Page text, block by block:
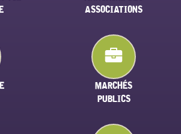
ASSOCIATIONS
MARCHÉS
PUBLICS